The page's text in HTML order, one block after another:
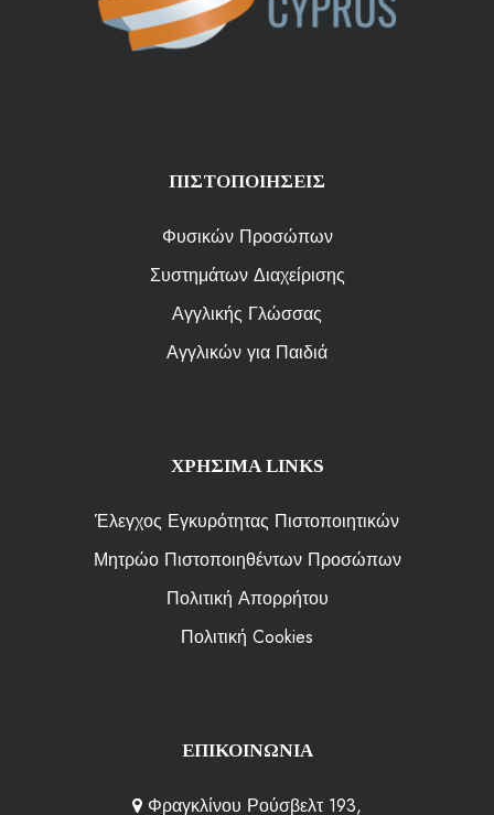
ΠΙΣΤΟΠΟΙΗΣΕΙΣ
Φυσικών Προσώπων
Συστημάτων Διαχείρισης
Αγγλικής Γλώσσας
Αγγλικών για Παιδιά
ΧΡΗΣΙΜΑ LINKS
Έλεγχος Εγκυρότητας Πιστοποιητικών
Μητρώο Πιστοποιηθέντων Προσώπων
Πολιτική Απορρήτου
Πολιτική Cookies
ΕΠΙΚΟΙΝΩΝΙΑ
Φραγκλίνου Ρούσβελτ 193,